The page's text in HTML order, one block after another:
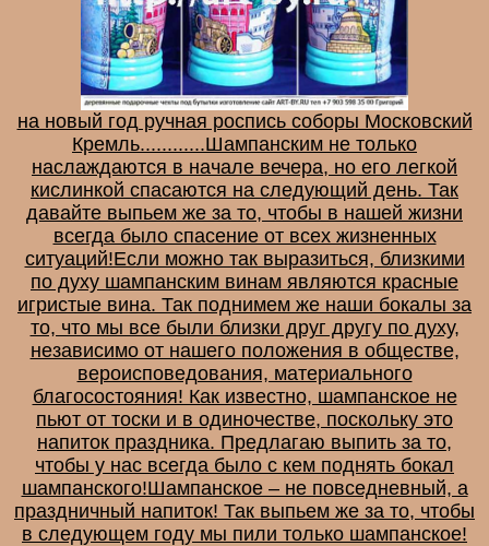
на новый год ручная роспись соборы Московский
Кремль............Шампанским не только
наслаждаются в начале вечера, но его легкой
кислинкой спасаются на следующий день. Так
давайте выпьем же за то, чтобы в нашей жизни
всегда было спасение от всех жизненных
ситуаций!Если можно так выразиться, близкими
по духу шампанским винам являются красные
игристые вина. Так поднимем же наши бокалы за
то, что мы все были близки друг другу по духу,
независимо от нашего положения в обществе,
вероисповедования, материального
благосостояния! Как известно, шампанское не
пьют от тоски и в одиночестве, поскольку это
напиток праздника. Предлагаю выпить за то,
чтобы у нас всегда было с кем поднять бокал
шампанского!Шампанское – не повседневный, а
праздничный напиток! Так выпьем же за то, чтобы
в следующем году мы пили только шампанское!